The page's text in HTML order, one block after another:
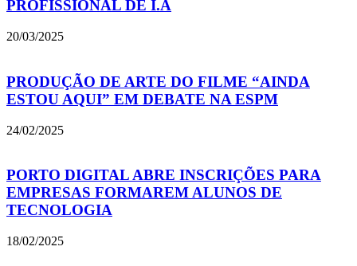
PROFISSIONAL DE I.A
20/03/2025
PRODUÇÃO DE ARTE DO FILME “AINDA
ESTOU AQUI” EM DEBATE NA ESPM
24/02/2025
PORTO DIGITAL ABRE INSCRIÇÕES PARA
EMPRESAS FORMAREM ALUNOS DE
TECNOLOGIA
18/02/2025